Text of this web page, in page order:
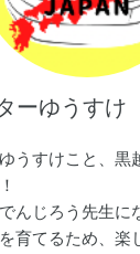
ムなど福祉関係
ーゆうすけ
うすけこと、黒
んじろう先生に
育てるため、楽